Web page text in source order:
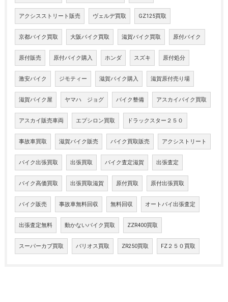
アクシスストリート販売 ヴェルデ買取 GZ125買取
京都バイク買取 大阪バイク買取 滋賀バイク買取 原付バイク
原付販売 原付バイク購入 ホンダ スズキ 原付処分
激安バイク ジモティー 滋賀バイク購入 滋賀原付売り場
滋賀バイク屋 ヤマハ ジョグ バイク整備 アスカイバイク買取
アスカイ販売車両 エプシロン買取 ドラックスター２５０
事故車買取 滋賀バイク販売 バイク買取販売 アクシストリート
バイク出張買取 出張買取 バイク査定滋賀 出張査定
バイク高価買取 出張買取滋賀 原付買取 原付出張買取
バイク販売 事故車無料回収 無料回収 オートバイ出張査定
出張査定無料 動かないバイク買取 ZZR400買取
スーパーカブ買取 バリオス買取 ZR250買取 FZ２５０買取